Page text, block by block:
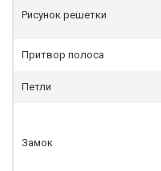
Рисунок решетки
Притвор полоса
Петли
Замок